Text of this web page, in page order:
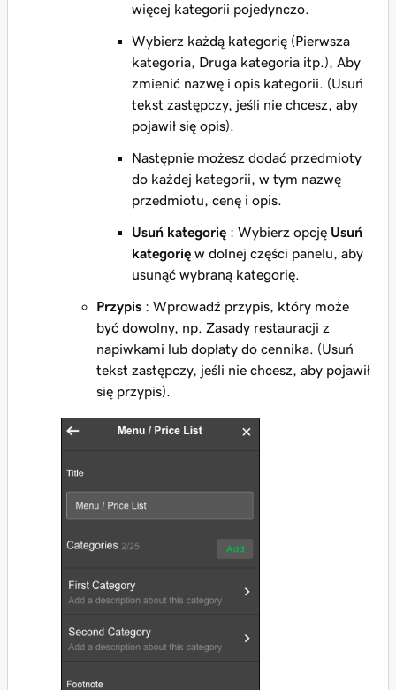
więcej kategorii pojedynczo.
Wybierz każdą kategorię (Pierwsza
kategoria, Druga kategoria itp.), Aby
zmienić nazwę i opis kategorii. (Usuń
tekst zastępczy, jeśli nie chcesz, aby
pojawił się opis).
Następnie możesz dodać przedmioty
do każdej kategorii, w tym nazwę
przedmiotu, cenę i opis.
Usuń kategorię : Wybierz opcję Usuń
kategorię w dolnej części panelu, aby
usunąć wybraną kategorię.
Przypis : Wprowadź przypis, który może
być dowolny, np. Zasady restauracji z
napiwkami lub dopłaty do cennika. (Usuń
tekst zastępczy, jeśli nie chcesz, aby pojawił
się przypis).